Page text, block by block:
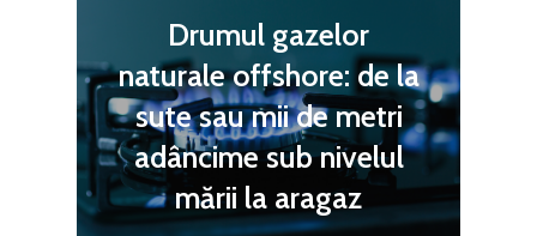
Drumul gazelor
naturale offshore: de la
sute sau mii de metri
adâncime sub nivelul
mării la aragaz